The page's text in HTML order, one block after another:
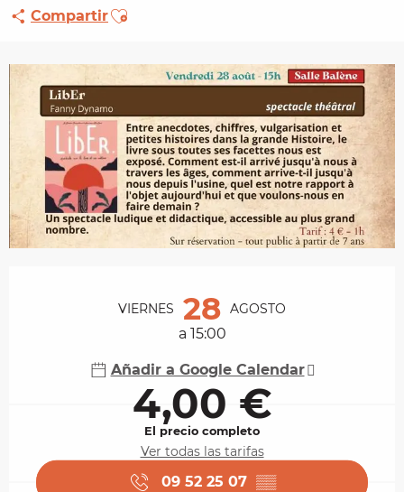
CompartirAjouter aux favoris
VIERNES 28 AGOSTO
a 15:00
Añadir a Google Calendar
4,00 €
El precio completo
Ver todas las tarifas
09 52 25 07 ▒▒